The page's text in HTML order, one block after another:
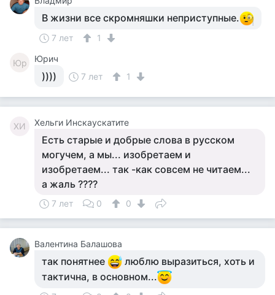
В жизни все скромняшки неприступные.
7 лет 1
Юр Юрич
)))) 7 лет 1
ХИ Хельги Инскаускатите
Есть старые и добрые слова в русском
могучем, а мы... изобретаем и
изобретаем... так -как совсем не читаем...
а жаль ????
7 лет 0 0
Валентина Балашова
так понятнее
люблю выразиться, хоть и
тактична, в основном...